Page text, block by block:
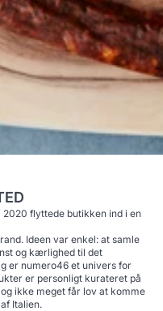
flyttede butikken ind i en
Ideen var enkel: at samle
og kærlighed til det
er numero46 et univers for
er personligt kurateret på
ikke meget får lov at komme
Italien.